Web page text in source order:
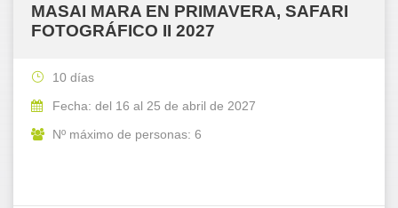
MASAI MARA EN PRIMAVERA, SAFARI
FOTOGRÁFICO II 2027
10 días
Fecha: del 16 al 25 de abril de 2027
Nº máximo de personas: 6